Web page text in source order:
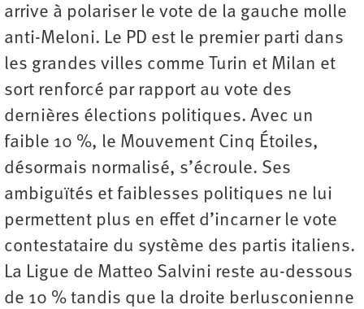
arrive à polariser le vote de la gauche molle
anti-Meloni. Le PD est le premier parti dans
les grandes villes comme Turin et Milan et
sort renforcé par rapport au vote des
dernières élections politiques. Avec un
faible 10 %, le Mouvement Cinq Étoiles,
désormais normalisé, s’écroule. Ses
ambiguïtés et faiblesses politiques ne lui
permettent plus en effet d’incarner le vote
contestataire du système des partis italiens.
La Ligue de Matteo Salvini reste au-dessous
de 10 % tandis que la droite berlusconienne